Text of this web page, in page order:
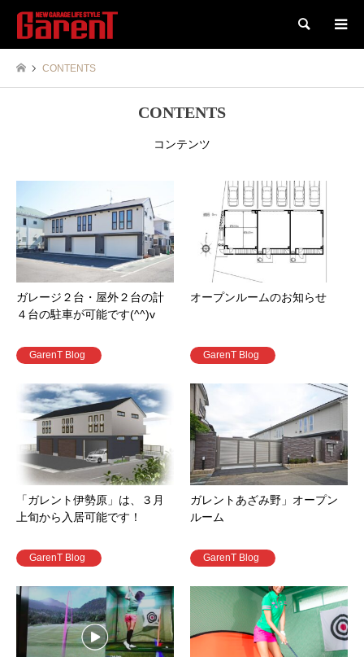
検索
CONTENTS
CONTENTS
コンテンツ
ガレージ２台・屋外２台の計
４台の駐車が可能です(^^)v
GarenT Blog
オープンルームのお知らせ
GarenT Blog
「ガレント伊勢原」は、３月
上旬から入居可能です！
GarenT Blog
ガレントあざみ野」オープン
ルーム
GarenT Blog